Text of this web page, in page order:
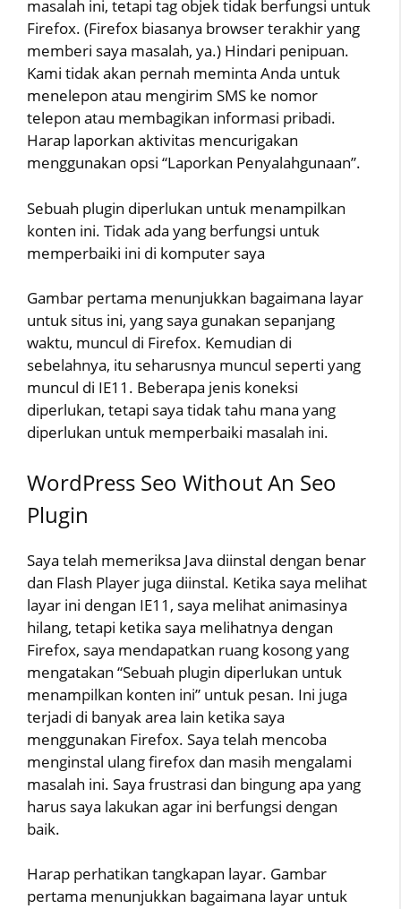
masalah ini, tetapi tag objek tidak berfungsi untuk
Firefox. (Firefox biasanya browser terakhir yang
memberi saya masalah, ya.) Hindari penipuan.
Kami tidak akan pernah meminta Anda untuk
menelepon atau mengirim SMS ke nomor
telepon atau membagikan informasi pribadi.
Harap laporkan aktivitas mencurigakan
menggunakan opsi “Laporkan Penyalahgunaan”.
Sebuah plugin diperlukan untuk menampilkan
konten ini. Tidak ada yang berfungsi untuk
memperbaiki ini di komputer saya
Gambar pertama menunjukkan bagaimana layar
untuk situs ini, yang saya gunakan sepanjang
waktu, muncul di Firefox. Kemudian di
sebelahnya, itu seharusnya muncul seperti yang
muncul di IE11. Beberapa jenis koneksi
diperlukan, tetapi saya tidak tahu mana yang
diperlukan untuk memperbaiki masalah ini.
WordPress Seo Without An Seo
Plugin
Saya telah memeriksa Java diinstal dengan benar
dan Flash Player juga diinstal. Ketika saya melihat
layar ini dengan IE11, saya melihat animasinya
hilang, tetapi ketika saya melihatnya dengan
Firefox, saya mendapatkan ruang kosong yang
mengatakan “Sebuah plugin diperlukan untuk
menampilkan konten ini” untuk pesan. Ini juga
terjadi di banyak area lain ketika saya
menggunakan Firefox. Saya telah mencoba
menginstal ulang firefox dan masih mengalami
masalah ini. Saya frustrasi dan bingung apa yang
harus saya lakukan agar ini berfungsi dengan
baik.
Harap perhatikan tangkapan layar. Gambar
pertama menunjukkan bagaimana layar untuk